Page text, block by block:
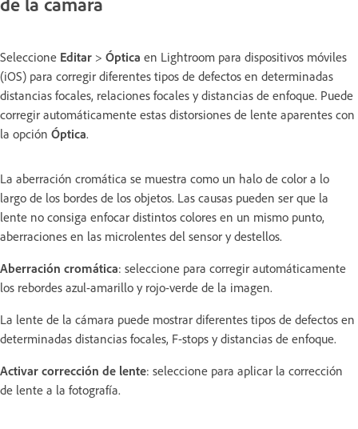
Seleccione Editar > Óptica en Lightroom para dispositivos móviles
(iOS) para corregir diferentes tipos de defectos en determinadas
distancias focales, relaciones focales y distancias de enfoque. Puede
corregir automáticamente estas distorsiones de lente aparentes con
la opción Óptica.
La aberración cromática se muestra como un halo de color a lo
largo de los bordes de los objetos. Las causas pueden ser que la
lente no consiga enfocar distintos colores en un mismo punto,
aberraciones en las microlentes del sensor y destellos.
Aberración cromática: seleccione para corregir automáticamente
los rebordes azul-amarillo y rojo-verde de la imagen.
La lente de la cámara puede mostrar diferentes tipos de defectos en
determinadas distancias focales, F-stops y distancias de enfoque.
Activar corrección de lente: seleccione para aplicar la corrección
de lente a la fotografía.